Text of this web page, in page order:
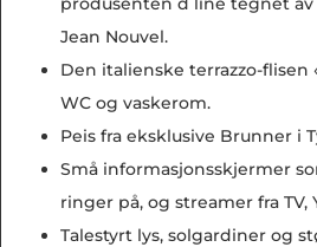
Jean Nouvel.
Den italienske terrazzo-flisen
WC og vaskerom.
Peis fra eksklusive Brunner i
Små informasjonsskjermer
ringer på, og streamer fra
Talestyrt lys, solgardiner og